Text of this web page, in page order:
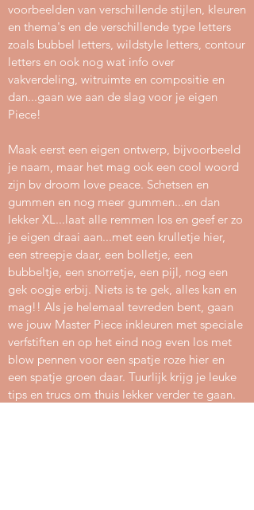
voorbeelden van verschillende stijlen, kleuren
en thema's en de verschillende type letters
zoals bubbel letters, wildstyle letters, contour
letters en ook nog wat info over
vakverdeling, witruimte en compositie en
dan...gaan we aan de slag voor je eigen
Piece!
Maak eerst een eigen ontwerp, bijvoorbeeld
je naam, maar het mag ook een cool woord
zijn bv droom love peace. Schetsen en
gummen en nog meer gummen...en dan
lekker XL...laat alle remmen los en geef er zo
je eigen draai aan...met een krulletje hier,
een streepje daar, een bolletje, een
bubbeltje, een snorretje, een pijl, nog een
gek oogje erbij. Niets is te gek, alles kan en
mag!! Als je helemaal tevreden bent, gaan
we jouw Master Piece inkleuren met speciale
verfstiften en op het eind nog even los met
blow pennen voor een spatje roze hier en
een spatje groen daar. Tuurlijk krijg je leuke
tips en trucs om thuis lekker verder te gaan.